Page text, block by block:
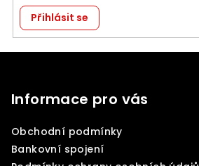
Přihlásit se
Informace pro vás
Obchodní podmínky
Bankovní spojení